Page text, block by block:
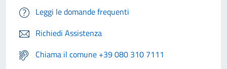
Leggi le domande frequenti
Richiedi Assistenza
Chiama il comune +39 080 310 7111